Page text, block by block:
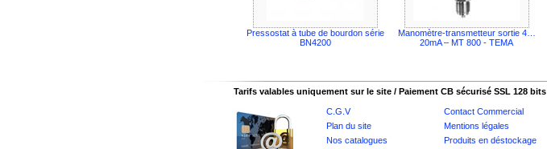
Pressostat à tube de bourdon série
BN4200
Manomètre-transmetteur sortie 4…
20mA – MT 800 - TEMA
Tarifs valables uniquement sur le site / Paiement CB sécurisé SSL 128 bits
C.G.V
Contact Commercial
Plan du site
Mentions légales
Nos catalogues
Produits en déstockage